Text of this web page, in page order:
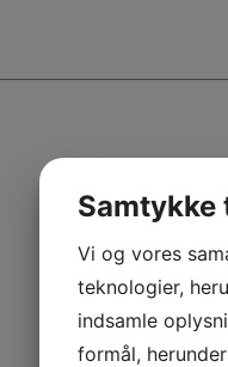
Vi og vores
teknologier,
indsamle
formål,